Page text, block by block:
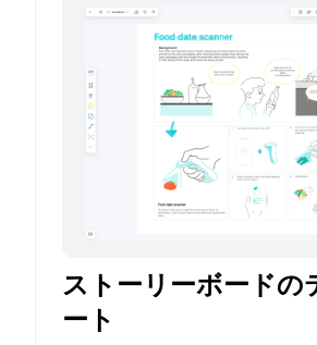
ストーリーボードの
ート